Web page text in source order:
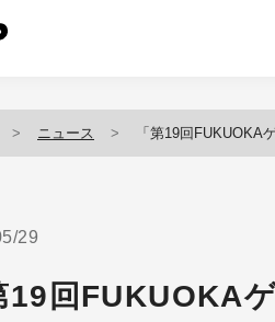
ニュース 「第19回FUKUOKAゲ
29
19回FUKUOKA